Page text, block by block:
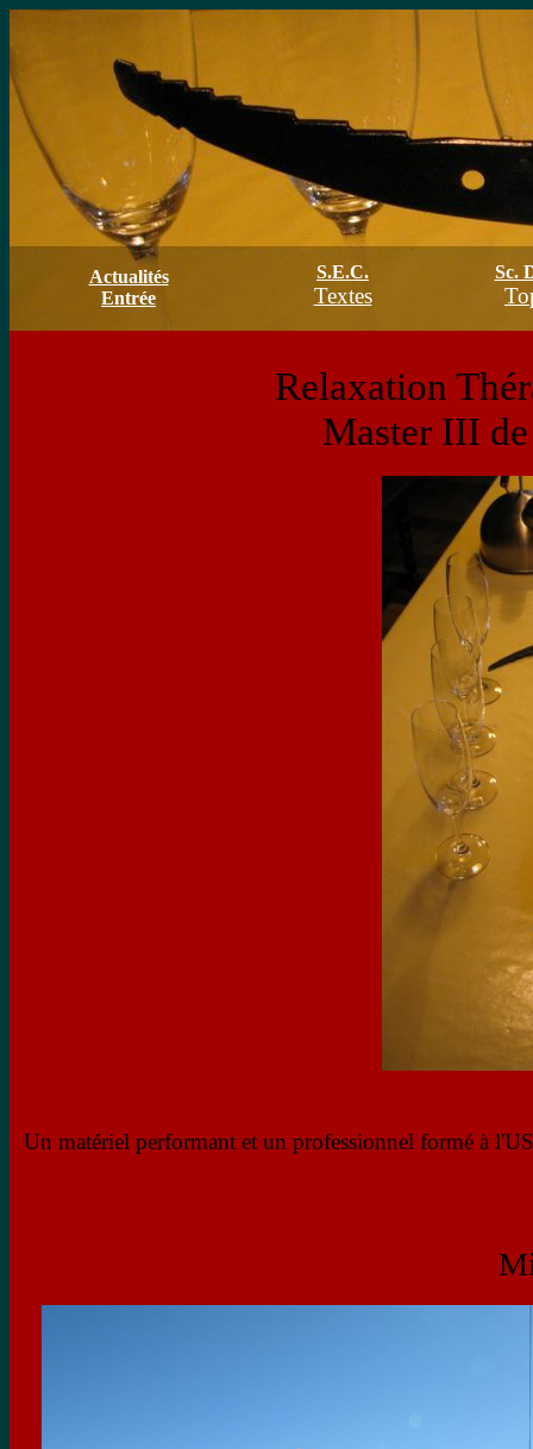
Actualités
Entrée
S.E.C.
Textes
Sc.
Relaxation
Master III
Un matériel performant et un professionnel formé à